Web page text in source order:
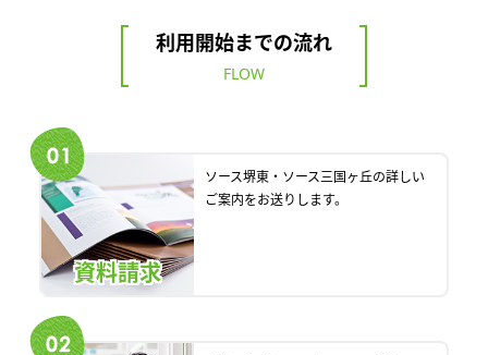
利用開始までの流れ
FLOW
資料請求
ソース堺東・ソース三国ヶ丘の詳しい
ご案内をお送りします。